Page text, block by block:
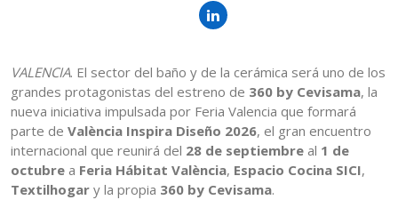
VALENCIA. El sector del baño y de la cerámica será uno de los
grandes protagonistas del estreno de 360 by Cevisama, la
nueva iniciativa impulsada por Feria Valencia que formará
parte de València Inspira Diseño 2026, el gran encuentro
internacional que reunirá del 28 de septiembre al 1 de
octubre a Feria Hábitat València, Espacio Cocina SICI,
Textilhogar y la propia 360 by Cevisama.